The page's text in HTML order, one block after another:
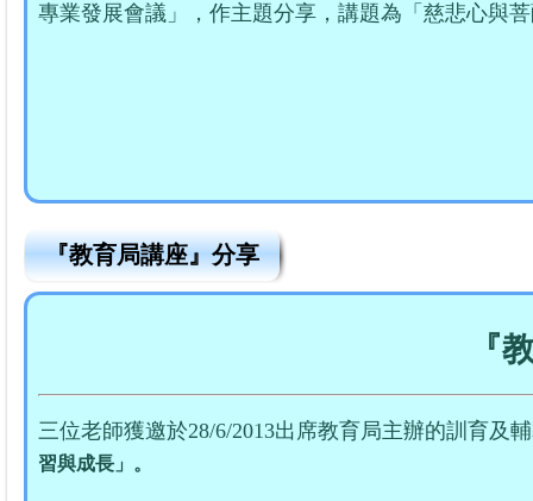
專業發展會議」，作主題分享，講題為「慈悲心與
『教育局講座』分享
『
三位老師獲邀於28/6/2013出席教育局主辦的訓育及
習與成長」。